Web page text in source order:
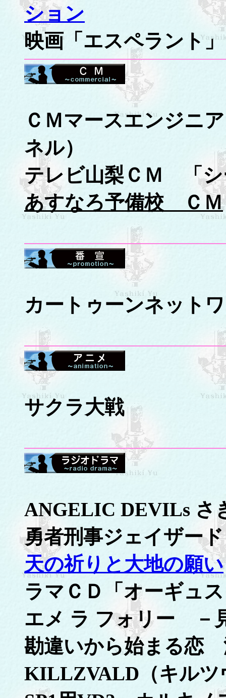
ション
映画「エスペラント
ＣＭマースエンジニ
ネル）
テレビ山梨ＣＭ 「シ
あすなろ予備校 ＣＭ
カートゥーンネット
サクラ大戦
ANGELIC DEVILs さ
勇者刑事ジェイザー
天の祈りと大地の願い
ラマＣＤ「オーギュ
エメ ラ フォリー －
勘違いから始まる恋
KILLZVALD（キル